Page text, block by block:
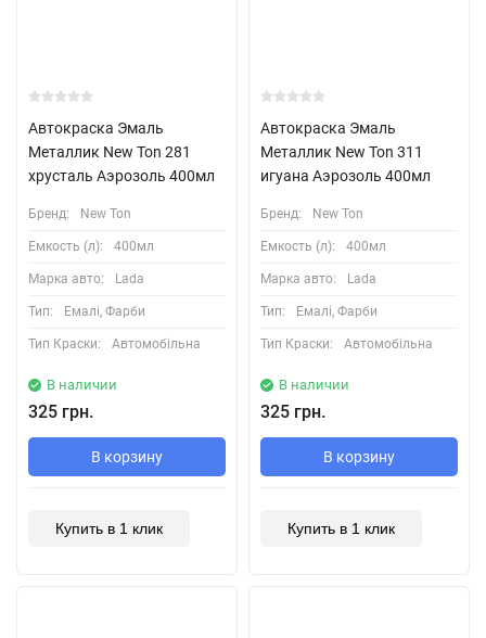
Автокраска Эмаль
Металлик New Ton 281
хрусталь Аэрозоль 400мл
Бренд: New Ton
Емкость (л): 400мл
Марка авто: Lada
Тип: Емалі, Фарби
Тип Краски: Автомобільна
В наличии
325 грн.
В корзину
Купить в 1 клик
Автокраска Эмаль
Металлик New Ton 311
игуана Аэрозоль 400мл
Бренд: New Ton
Емкость (л): 400мл
Марка авто: Lada
Тип: Емалі, Фарби
Тип Краски: Автомобільна
В наличии
325 грн.
В корзину
Купить в 1 клик